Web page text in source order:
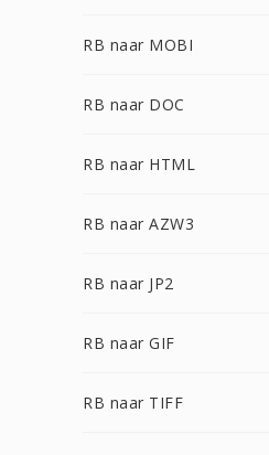
RB naar MOBI
RB naar DOC
RB naar HTML
RB naar AZW3
RB naar JP2
RB naar GIF
RB naar TIFF